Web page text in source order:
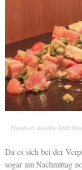
Thunfisch-Avocado-Salat
Da es sich bei der
sogar am Nachmittag